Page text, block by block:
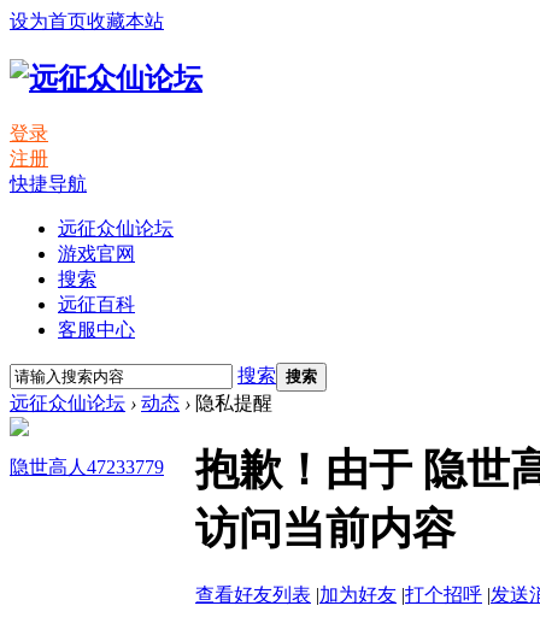
设为首页收藏本站
登录
注册
快捷导航
远征众仙论坛
游戏官网
搜索
远征百科
客服中心
搜索 搜索
远征众仙论坛 › 动态 › 隐私提醒
隐世高人47233779
抱歉！由于 隐世
访问当前内容
查看好友列表 |加为好友 |打个招呼 |发送